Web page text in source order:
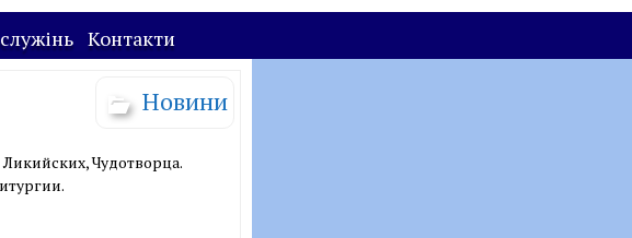
Контакти
Новини
Чудотворца.